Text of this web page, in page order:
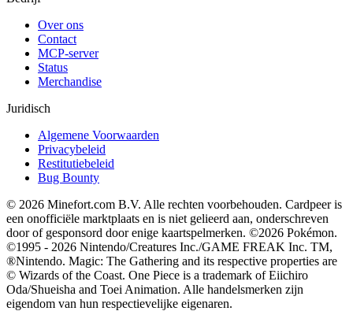
Over ons
Contact
MCP-server
Status
Merchandise
Juridisch
Algemene Voorwaarden
Privacybeleid
Restitutiebeleid
Bug Bounty
© 2026 Minefort.com B.V. Alle rechten voorbehouden. Cardpeer is
een onofficiële marktplaats en is niet gelieerd aan, onderschreven
door of gesponsord door enige kaartspelmerken. ©2026 Pokémon.
©1995 - 2026 Nintendo/Creatures Inc./GAME FREAK Inc. TM,
®Nintendo. Magic: The Gathering and its respective properties are
© Wizards of the Coast. One Piece is a trademark of Eiichiro
Oda/Shueisha and Toei Animation. Alle handelsmerken zijn
eigendom van hun respectievelijke eigenaren.